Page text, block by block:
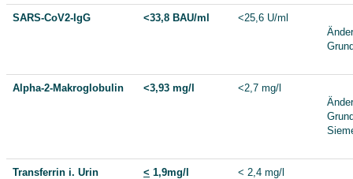
SARS-CoV2-IgG <33,8 BAU/ml
<25,6 U/ml
Alpha-2-Makroglobulin <3,93 mg/l
<2,7 mg/l
Transferrin i. Urin < 1,9mg/l
< 2,4 mg/l